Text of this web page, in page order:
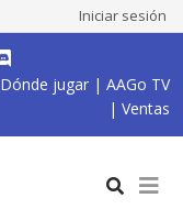
Iniciar sesión
Dónde jugar | AAGo TV
| Ventas